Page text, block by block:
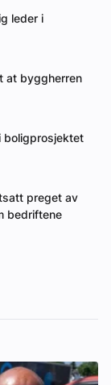
leder i
at byggherren
boligprosjektet
preget av
bedriftene